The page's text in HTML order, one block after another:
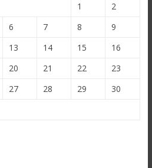
1
2
6 7 8
9
13 14 15
16
20 21 22
23
27 28 29
30